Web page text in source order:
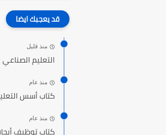
قد يعجبك ايضا
منذ قليل
التعليم الصناعي
منذ عام
كتاب أسس
منذ عام
كتاب توظيف